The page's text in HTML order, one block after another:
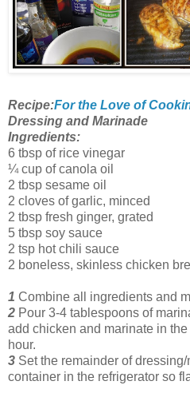
Recipe:For the Love of
Dressing and Marinade
Ingredients:
6 tbsp of rice vinegar
¼ cup of canola oil
2 tbsp sesame oil
2 cloves of garlic, minced
2 tbsp fresh ginger, grated
5 tbsp soy sauce
2 tsp hot chili sauce
2 boneless, skinless chicken
1 Combine all ingredients and
2 Pour 3-4 tablespoons of
add chicken and marinate in
hour.
3 Set the remainder of
container in the refrigerator so